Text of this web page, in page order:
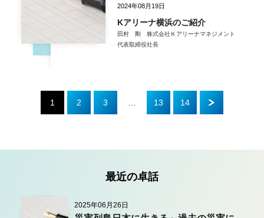
2024年08月19日
Kアリーナ横浜のご紹介
田村 剛 株式会社Ｋアリーナマネジメント
代表取締役社長
1 2 3 13 14
最近の卓話
2025年06月26日